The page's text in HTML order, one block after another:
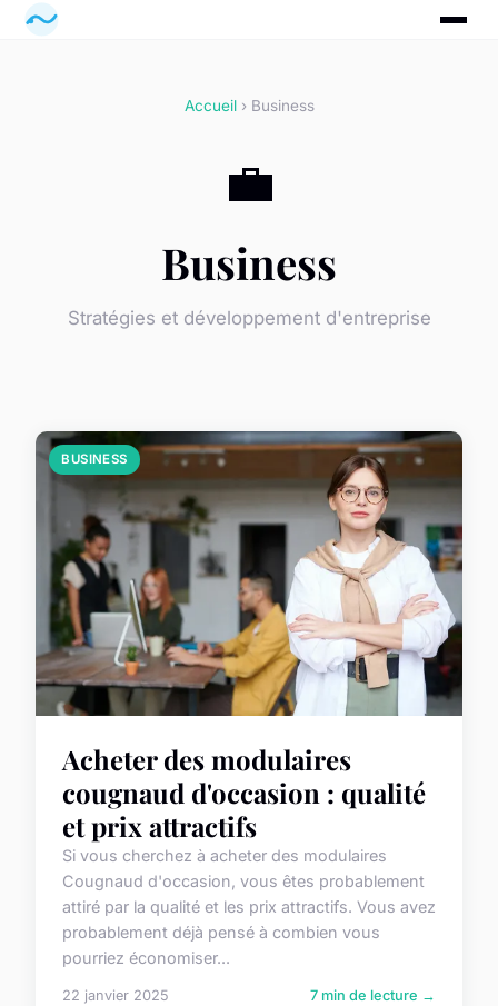
Accueil› Business
💼
Business
Stratégies et développement d'entreprise
BUSINESS
Acheter des modulaires
cougnaud d'occasion : qualité
et prix attractifs
Si vous cherchez à acheter des modulaires
Cougnaud d'occasion, vous êtes probablement
attiré par la qualité et les prix attractifs. Vous avez
probablement déjà pensé à combien vous
pourriez économiser...
22 janvier 2025 7 min de lecture →